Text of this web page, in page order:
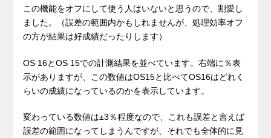
この機能をオフにして使う人はいないと思うので、割愛し
ました。（誤差の範囲内かもしれませんが、処理効率オフ
の方が結果は好成績だったりします）
OS 16とOS 15での計測結果を並べています。右端に％表
示がありますが、この数値はOS15と比べてOS16はどれく
らいの成績になっているのかを表示しています。
変わっている数値は±3％程度なので、これも誤差と言えば
誤差の範囲になってしまうんですが、それでも全体的に見